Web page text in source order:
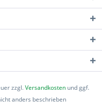
zzgl.Versandkosten und ggf.
anders beschrieben